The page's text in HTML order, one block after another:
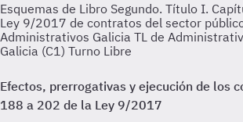
Esquemas de Libro Segundo. Título I.
Ley 9/2017 de contratos del sector
Administrativos Galicia TL de
Galicia (C1) Turno Libre
Efectos, prerrogativas y ejecución de los
188 a 202 de la Ley 9/2017